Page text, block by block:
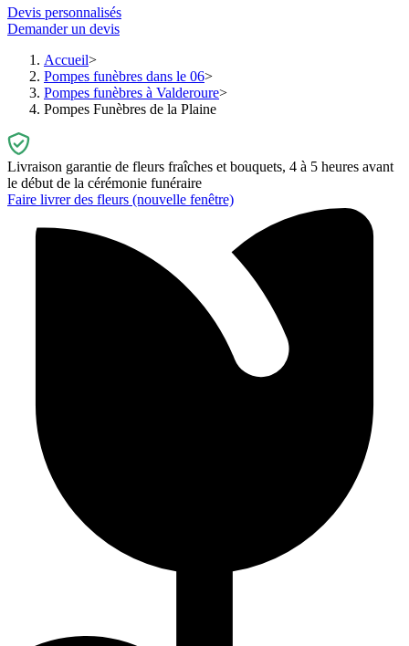
Devis personnalisés
Demander un devis
Accueil
Pompes funèbres dans le 06
Pompes funèbres à Valderoure
Pompes Funèbres de la Plaine
Livraison garantie de fleurs fraîches et bouquets, 4 à 5 heures avant
le début de la cérémonie funéraire
Faire livrer des fleurs (nouvelle fenêtre)